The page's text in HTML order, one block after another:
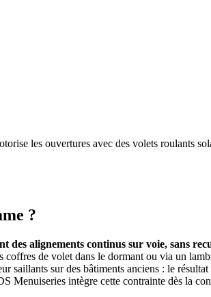
les ouvertures avec des volets roulants
?
des alignements continus sur voie, sans
de volet dans le dormant ou via un
saillants sur des bâtiments anciens : le
Menuiseries intègre cette contrainte dès la